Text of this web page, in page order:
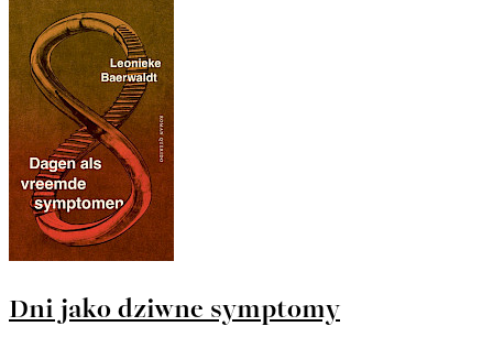
Dni jako dziwne symptomy